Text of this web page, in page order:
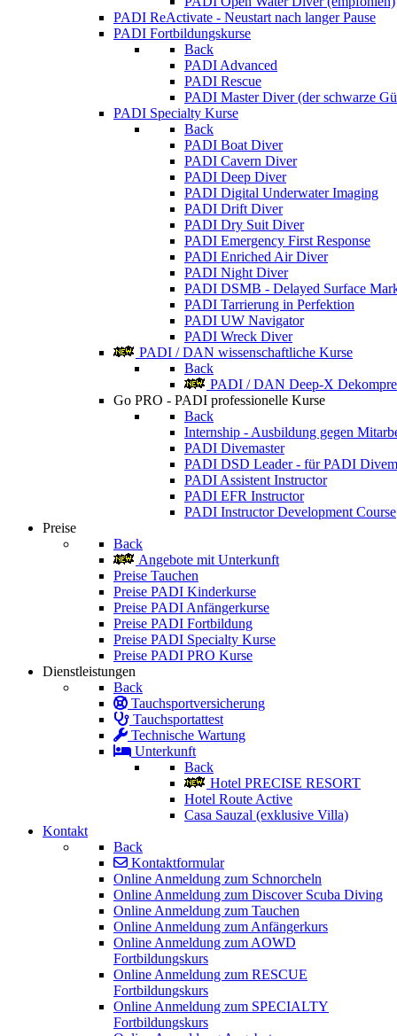
PADI ReActivate - Neustart nach langer Pause
PADI Fortbildungskurse
Back
PADI Advanced
PADI Rescue
PADI Master Diver (der schwarze
PADI Specialty Kurse
Back
PADI Boat Diver
PADI Cavern Diver
PADI Deep Diver
PADI Digital Underwater Imaging
PADI Drift Diver
PADI Dry Suit Diver
PADI Emergency First Response
PADI Enriched Air Diver
PADI Night Diver
PADI DSMB - Delayed Surface
PADI Tarrierung in Perfektion
PADI UW Navigator
PADI Wreck Diver
PADI / DAN wissenschaftliche Kurse
Back
PADI / DAN Deep-X
Go PRO - PADI professionelle Kurse
Back
Internship - Ausbildung gegen
PADI Divemaster
PADI DSD Leader - für PADI
PADI Assistent Instructor
PADI EFR Instructor
PADI Instructor Development Course
Preise
Back
Angebote mit Unterkunft
Preise Tauchen
Preise PADI Kinderkurse
Preise PADI Anfängerkurse
Preise PADI Fortbildung
Preise PADI Specialty Kurse
Preise PADI PRO Kurse
Dienstleistungen
Back
Tauchsportversicherung
Tauchsportattest
Technische Wartung
Unterkunft
Back
Hotel PRECISE RESORT
Hotel Route Active
Casa Sauzal (exklusive Villa)
Kontakt
Back
Kontaktformular
Online Anmeldung zum Schnorcheln
Online Anmeldung zum Discover Scuba Diving
Online Anmeldung zum Tauchen
Online Anmeldung zum Anfängerkurs
Online Anmeldung zum AOWD
Fortbildungskurs
Online Anmeldung zum RESCUE
Fortbildungskurs
Online Anmeldung zum SPECIALTY
Fortbildungskurs